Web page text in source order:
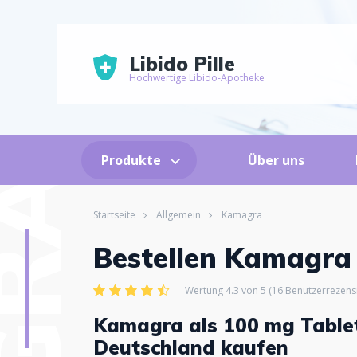
Libido Pille
Hochwertige Libido-Apotheke
Produkte Über uns
Startseite Allgemein Kamagra
Bestellen
Wertung 4.3 von 5 (16
Kamagra als 100 mg
Deutschland kaufen